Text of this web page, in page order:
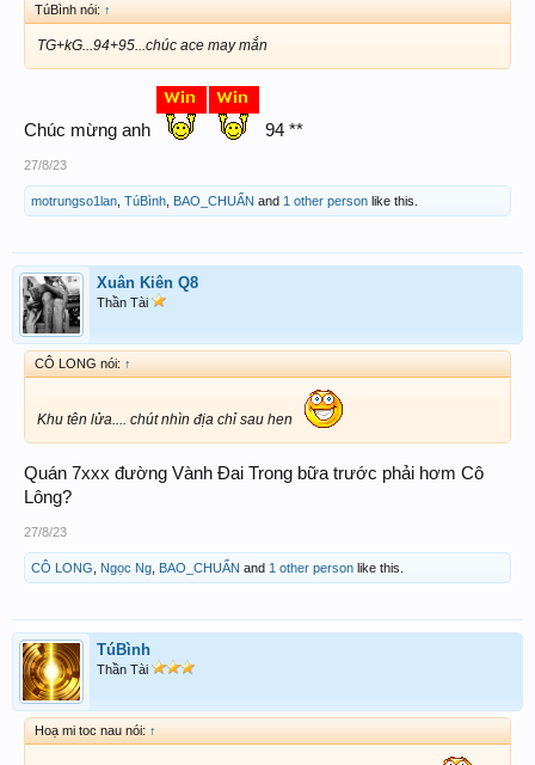
TúBình nói: ↑
TG+kG...94+95...chúc ace may mắn
Chúc mừng anh 94 **
27/8/23
motrungso1lan TúBình BAO_CHUẨN and 1 other person like this.
Xuân Kiên Q8
Thần Tài
CÔ LONG nói: ↑
Khu tên lửa.... chút nhìn địa chỉ sau hen
Quán 7xxx đường Vành Đai Trong bữa trước phải hơm Cô
Lông?
27/8/23
CÔ LONG Ngọc Ng BAO_CHUẨN and 1 other person like this.
TúBình
Thần Tài
Hoạ mi toc nau nói: ↑